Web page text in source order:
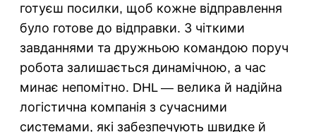
готуєш посилки, щоб кожне відправлення
було готове до відправки. З чіткими
завданнями та дружньою командою поруч
робота залишається динамічною, а час
минає непомітно. DHL — велика й надійна
логістична компанія з сучасними
системами, які забезпечують швидке й